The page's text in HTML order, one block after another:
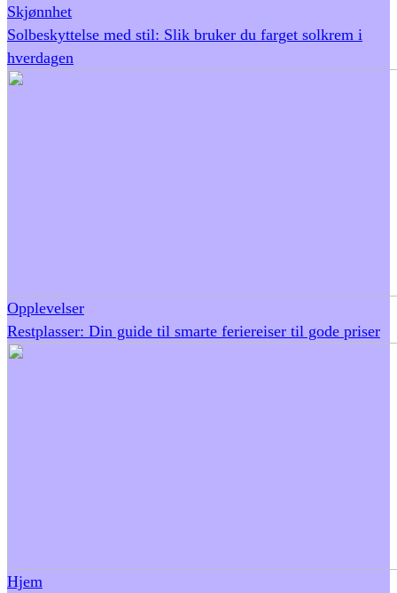
Skjønnhet
Solbeskyttelse med stil: Slik bruker du farget solkrem i
hverdagen
Opplevelser
Restplasser: Din guide til smarte feriereiser til gode priser
Hjem